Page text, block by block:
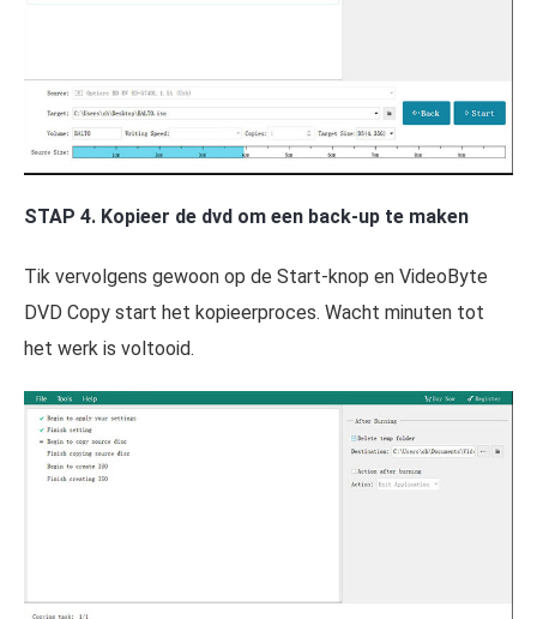
STAP 4. Kopieer de dvd om een back-up te maken
Tik vervolgens gewoon op de Start-knop en VideoByte
DVD Copy start het kopieerproces. Wacht minuten tot
het werk is voltooid.